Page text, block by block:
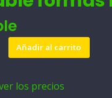
Añadir al carrito
los precios